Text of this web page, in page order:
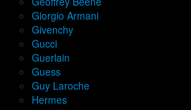
Giorgio Armani
Givenchy
Gucci
Guerlain
Guess
Guy Laroche
Hermes